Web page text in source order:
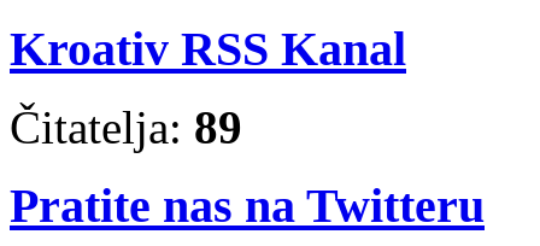
Kroativ RSS Kanal
Čitatelja: 89
Pratite nas na Twitteru